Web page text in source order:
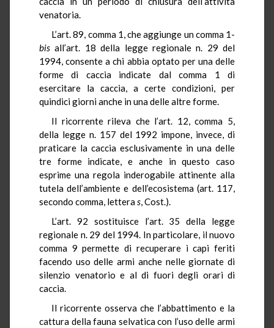
venatoria.
L’art. 89, comma 1, che aggiunge un comma 1-
bisall’art. 18 della legge regionale n. 29 del
1994, consente a chi abbia optato per una delle
forme di caccia indicate dal comma 1 di
esercitare la caccia, a certe condizioni, per
quindici giorni anche in una delle altre forme.
Il ricorrente rileva che l’art. 12, comma 5,
della legge n. 157 del 1992 impone, invece, di
praticare la caccia esclusivamente in una delle
tre forme indicate, e anche in questo caso
esprime una regola inderogabile attinente alla
tutela dell’ambiente e dell’ecosistema (art. 117,
secondo comma, letteras, Cost.).
L’art. 92 sostituisce l’art. 35 della legge
regionale n. 29 del 1994. In particolare, il nuovo
comma 9 permette di recuperare i capi feriti
facendo uso delle armi anche nelle giornate di
silenzio venatorio e al di fuori degli orari di
caccia.
Il ricorrente osserva che l’abbattimento e la
cattura della fauna selvatica con l’uso delle armi